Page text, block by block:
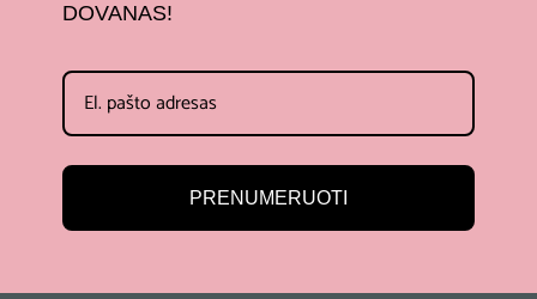
DOVANAS!
PRENUMERUOTI